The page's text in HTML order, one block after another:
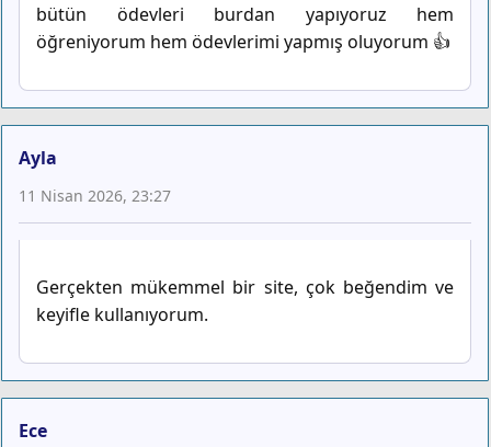
bütün ödevleri burdan yapıyoruz hem
öğreniyorum hem ödevlerimi yapmış oluyorum 👍
Ayla
11 Nisan 2026, 23:27
Gerçekten mükemmel bir site, çok beğendim ve
keyifle kullanıyorum.
Ece